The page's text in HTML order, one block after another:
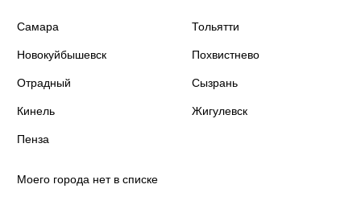
Самара Тольятти
Новокуйбышевск Похвистнево
Отрадный Сызрань
Кинель Жигулевск
Пенза
Моего города нет в списке